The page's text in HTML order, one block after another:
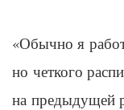
«Обычно я
но четкого
на предыдущей